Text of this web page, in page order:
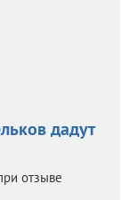
дадут
отзыве